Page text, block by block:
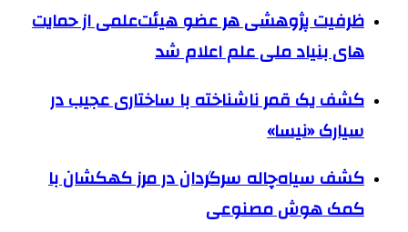
ظرفیت پژوهشی هر عضو هیئت‌علمی از حمایت
های بنیاد ملی علم اعلام شد
کشف یک قمر ناشناخته با ساختاری عجیب در
سیارک «نیسا»
کشف سیاه‌چاله سرگردان در مرز کهکشان با
کمک هوش مصنوعی